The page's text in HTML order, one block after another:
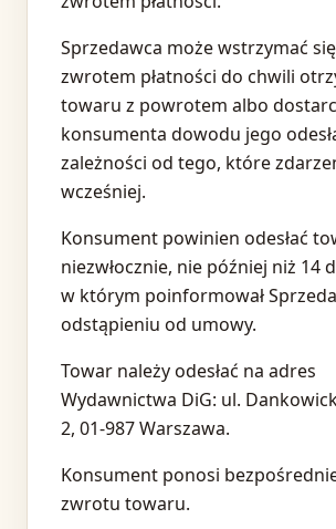
Sprzedawca może wstrzymać
zwrotem płatności do chwili
towaru z powrotem albo
konsumenta dowodu jego
zależności od tego, które
wcześniej.
Konsument powinien odesłać
niezwłocznie, nie później niż 14
w którym poinformował
odstąpieniu od umowy.
Towar należy odesłać na adres
Wydawnictwa DiG: ul.
2, 01-987 Warszawa.
Konsument ponosi
zwrotu towaru.